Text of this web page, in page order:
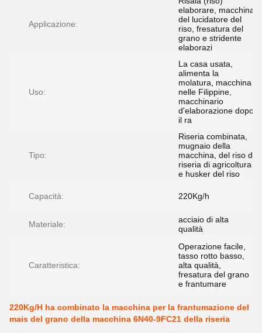
Applicazione:
elaborare, macchina
del lucidatore del
riso, fresatura del
grano e stridente
elaborazi
Uso:
La casa usata,
alimenta la
molatura, macchina
nelle Filippine,
macchinario
d'elaborazione dopo
il ra
Tipo:
Riseria combinata,
mugnaio della
macchina, del riso di
riseria di agricoltura
e husker del riso
Capacità: 220Kg/h
Materiale:
acciaio di alta
qualità
Caratteristica:
Operazione facile,
tasso rotto basso,
alta qualità,
fresatura del grano
e frantumare
220Kg/H ha combinato la macchina per la frantumazione del
mais del grano della macchina 6N40-9FC21 della riseria